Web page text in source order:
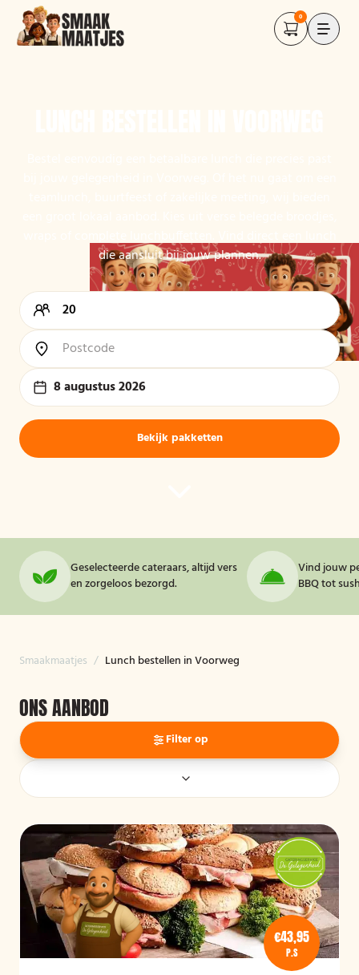
0
die aansluit bij jouw plannen.
8 augustus 2026
Bekijk pakketten
Geselecteerde cateraars, altijd vers
en zorgeloos bezorgd.
Vind jouw
BBQ tot
Smaakmaatjes / Lunch bestellen in Voorweg
ONS AANBOD
Filter op
€43,95
P.S